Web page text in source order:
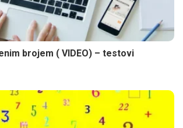
brojem ( VIDEO) – testovi